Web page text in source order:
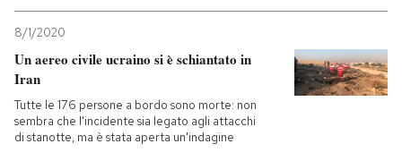
8/1/2020
Un aereo civile ucraino si è schiantato in
Iran
Tutte le 176 persone a bordo sono morte: non
sembra che l'incidente sia legato agli attacchi
di stanotte, ma è stata aperta un'indagine